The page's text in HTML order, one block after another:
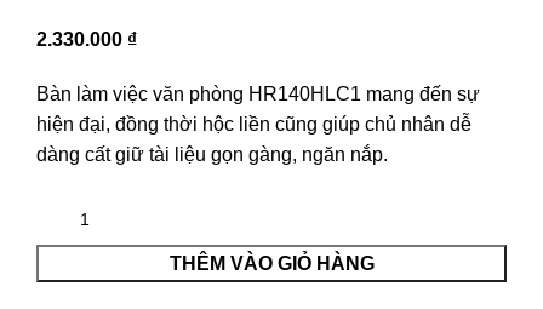
2.330.000 ₫
Bàn làm việc văn phòng HR140HLC1 mang đến sự
hiện đại, đồng thời hộc liền cũng giúp chủ nhân dễ
dàng cất giữ tài liệu gọn gàng, ngăn nắp.
THÊM VÀO GIỎ HÀNG